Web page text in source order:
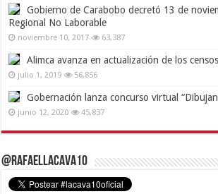
Gobierno de Carabobo decretó 13 de
Regional No Laborable
noviembre 10, 2017 63,387
Alimca avanza en actualización de los
julio 1, 2019 56,856
Gobernación lanza concurso virtual
junio 12, 2020 45,837
@RafaelLacava10